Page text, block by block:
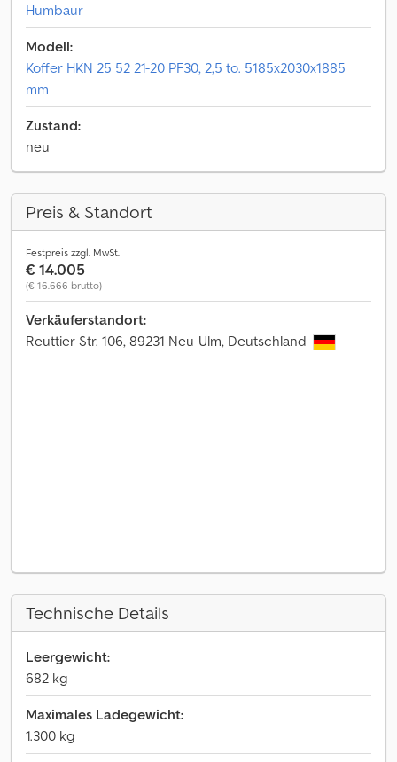
Humbaur
Modell:
Koffer HKN 25 52 21-20 PF30, 2,5 to. 5185x2030x1885
mm
Zustand:
neu
Preis & Standort
Festpreis zzgl. MwSt.
€ 14.005
(€ 16.666 brutto)
Verkäuferstandort:
Reuttier Str. 106, 89231 Neu-Ulm, Deutschland
Technische Details
Leergewicht:
682 kg
Maximales Ladegewicht:
1.300 kg